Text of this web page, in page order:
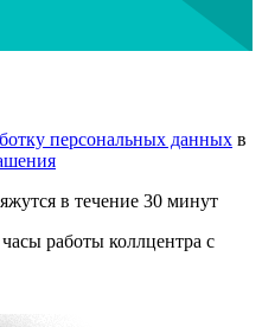
персональных данных в
в течение 30 минут
работы коллцентра с